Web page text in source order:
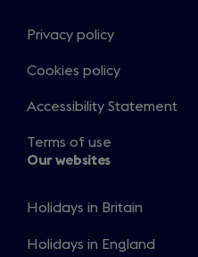
Privacy policy
Cookies policy
Accessibility Statement
Terms of use
Our websites
Holidays in Britain
in
Holidays in England